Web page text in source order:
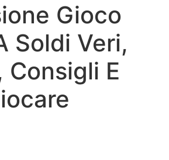
Gioco
Soldi Veri,
Consigli E